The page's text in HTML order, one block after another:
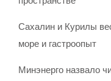
Сахалин и Курилы
море и гастроопыт
Минэнерго назвало